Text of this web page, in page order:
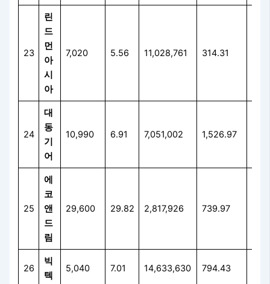
23
린
드
먼
아
시
아
7,020 5.56 11,028,761 314.31
24
대
동
기
어
10,990 6.91 7,051,002 1,526.97
25
에
코
앤
드
림
29,600 29.82 2,817,926 739.97
26
빅
텍
5,040 7.01 14,633,630 794.43